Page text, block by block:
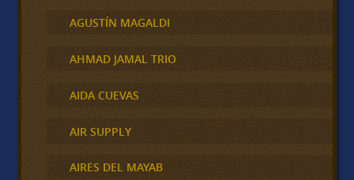
AGUSTÍN MAGALDI
AHMAD JAMAL TRIO
AIDA CUEVAS
AIR SUPPLY
AIRES DEL MAYAB